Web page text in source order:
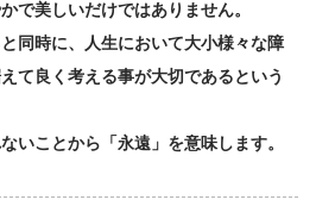
で美しいだけではありません。
同時に、人生において大小様々な障
て良く考える事が大切であるという
いことから「永遠」を意味します。